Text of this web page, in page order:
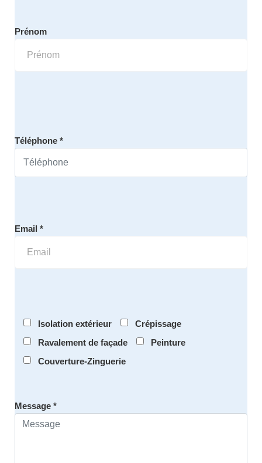
Prénom
Téléphone *
Email *
Isolation extérieur
Crépissage
Ravalement de façade
Peinture
Couverture-Zinguerie
Message *